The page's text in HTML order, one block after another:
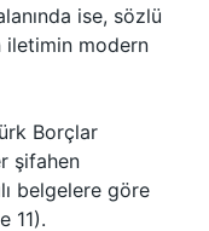
ise, sözlü
iletimin modern
Borçlar
şifahen
belgelere göre
11).